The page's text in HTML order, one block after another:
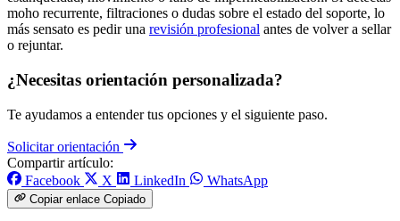
moho recurrente, filtraciones o dudas sobre el estado del soporte, lo
más sensato es pedir una revisión profesional antes de volver a sellar
o rejuntar.
¿Necesitas orientación personalizada?
Te ayudamos a entender tus opciones y el siguiente paso.
Solicitar orientación
Compartir artículo:
Facebook
X LinkedIn WhatsApp
Copiar enlace Copiado